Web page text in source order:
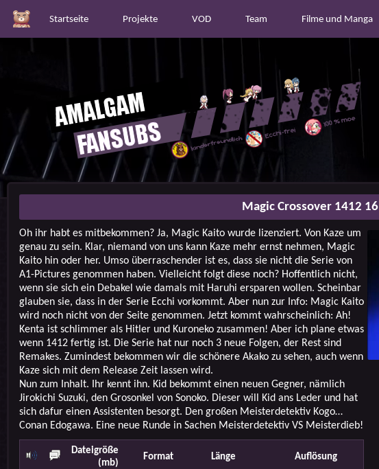
Startseite Projekte VOD Team Filme und Manga
Magic Crossover 1412 16
Oh ihr habt es mitbekommen? Ja, Magic Kaito wurde lizenziert. Von Kaze um
genau zu sein. Klar, niemand von uns kann Kaze mehr ernst nehmen, Magic
Kaito hin oder her. Umso überraschender ist es, dass sie nicht die Serie von
A1-Pictures genommen haben. Vielleicht folgt diese noch? Hoffentlich nicht,
wenn sie sich ein Debakel wie damals mit Haruhi ersparen wollen. Scheinbar
glauben sie, dass in der Serie Ecchi vorkommt. Aber nun zur Info: Magic Kaito
wird noch nicht von der Seite genommen. Jetzt kommt wahrscheinlich: Ah!
Kenta ist schlimmer als Hitler und Kuroneko zusammen! Aber ich plane etwas
wenn 1412 fertig ist. Die Serie hat nur noch 3 neue Folgen, der Rest sind
Remakes. Zumindest bekommen wir die schönere Akako zu sehen, auch wenn
Kaze sich mit dem Release Zeit lassen wird.
Nun zum Inhalt. Ihr kennt ihn. Kid bekommt einen neuen Gegner, nämlich
Jirokichi Suzuki, den Grosonkel von Sonoko. Dieser will Kid ans Leder und hat
sich dafur einen Assistenten besorgt. Den großen Meisterdetektiv Kogo…
Conan Edogawa. Eine neue Runde in Sachen Meisterdetektiv VS Meisterdieb!
Dateigröße
(mb)
Format Länge Auflösung